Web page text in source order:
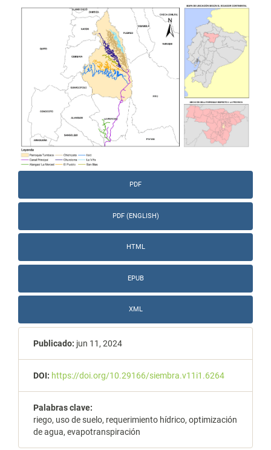
Barra
del
artículo
PDF
PDF (ENGLISH)
HTML
EPUB
XML
Publicado: jun 11, 2024
DOI: https://doi.org/10.29166/siembra.v11i1.6264
Palabras clave:
riego, uso de suelo, requerimiento hídrico, optimización
de agua, evapotranspiración